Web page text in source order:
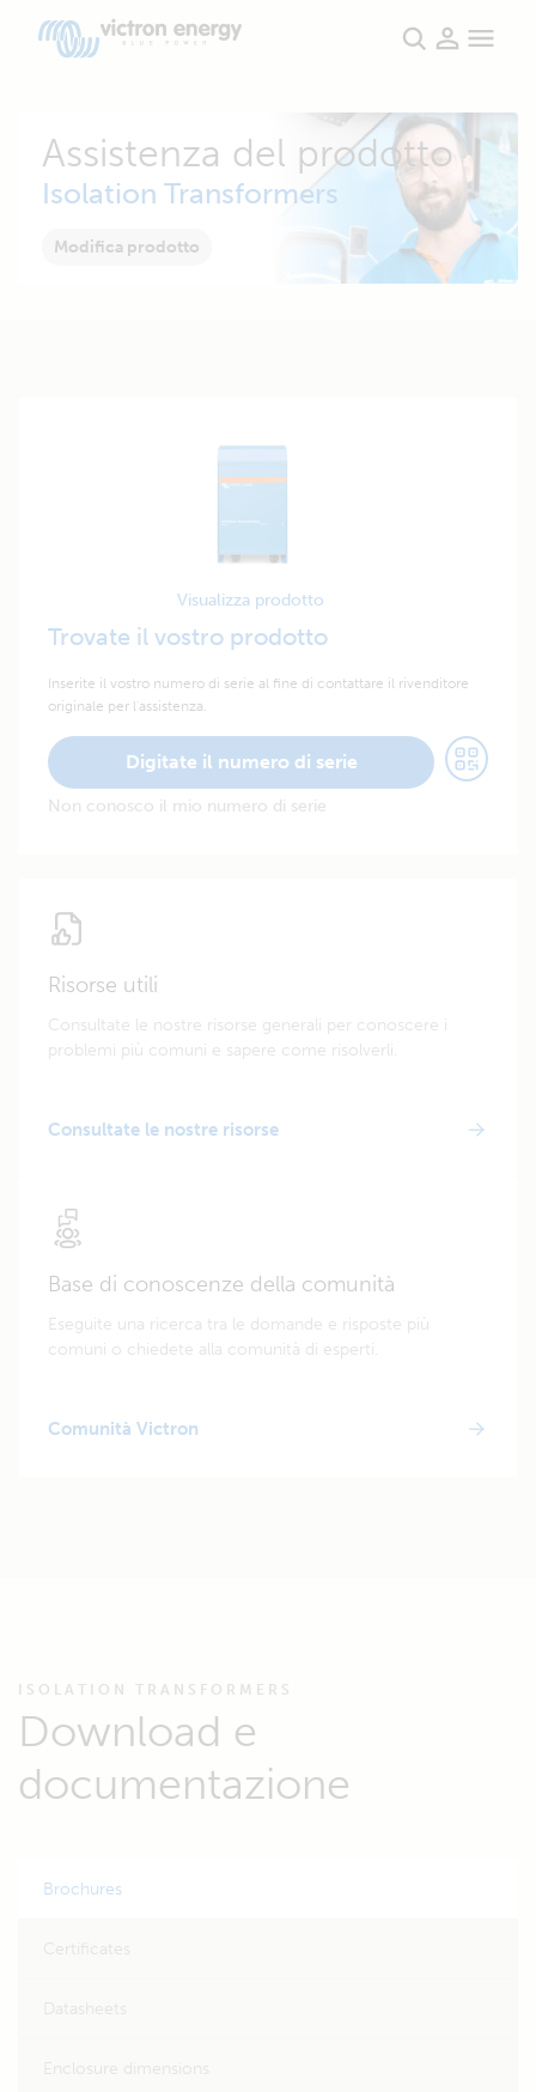
Assistenza del prodotto
Isolation Transformers
Modifica prodotto
Visualizza prodotto
Trovate il vostro prodotto
Inserite il vostro numero di serie al fine di contattare il rivenditore
originale per l'assistenza.
Digitate il numero di serie
Non conosco il mio numero di serie
Risorse utili
Consultate le nostre risorse generali per conoscere i
problemi più comuni e sapere come risolverli.
Consultate le nostre risorse
Base di conoscenze della comunità
Eseguite una ricerca tra le domande e risposte più
comuni o chiedete alla comunità di esperti.
Comunità Victron
ISOLATION TRANSFORMERS
Download e
documentazione
Brochures